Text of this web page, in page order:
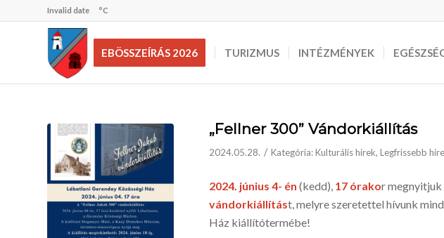
Invalid date °C
EBÖSSZEÍRÁS 2026 TURIZMUS INTÉZMÉNYEK
„Fellner 300” Vándorkiállítás
2024.05.28. / Kategória:Kulturális hírek, Legfrissebb
2024. június 4- én (kedd), 17 órakor megnyitjuk
vándorkiállítást, melyre szeretettel hívunk
Ház kiállítótermébe!